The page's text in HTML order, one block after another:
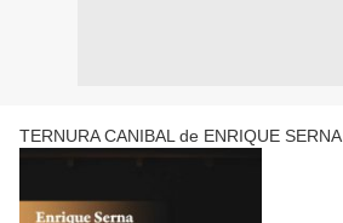
TERNURA CANIBAL de ENRIQUE SERNA